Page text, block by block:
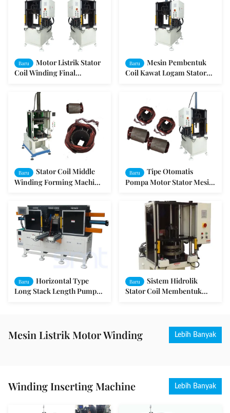
Baru
Motor Listrik Stator
Coil Winding Final
Aluminium
Baru
Mesin Pembentuk
Coil Kawat Logam Stator
Baru
Stator Coil Middle
Winding Forming Machine
Baru
Tipe Otomatis
Pompa Motor Stator Mesin
Otomatis
Baru
Horizontal Type
Long Stack Length Pump
Baru
Sistem Hidrolik
Stator Coil Membentuk
Mesin Listrik Motor Winding Lebih Banyak
Winding Inserting Machine Lebih Banyak